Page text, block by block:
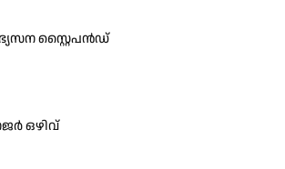
സ്റ്റൈപന്‍ഡ്
ഒഴിവ്